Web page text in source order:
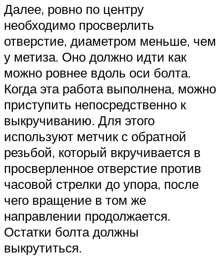
Далее, ровно по центру
необходимо просверлить
отверстие, диаметром меньше, чем
у метиза. Оно должно идти как
можно ровнее вдоль оси болта.
Когда эта работа выполнена, можно
приступить непосредственно к
выкручиванию. Для этого
используют метчик с обратной
резьбой, который вкручивается в
просверленное отверстие против
часовой стрелки до упора, после
чего вращение в том же
направлении продолжается.
Остатки болта должны
выкрутиться.